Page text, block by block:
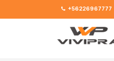
+56226967777